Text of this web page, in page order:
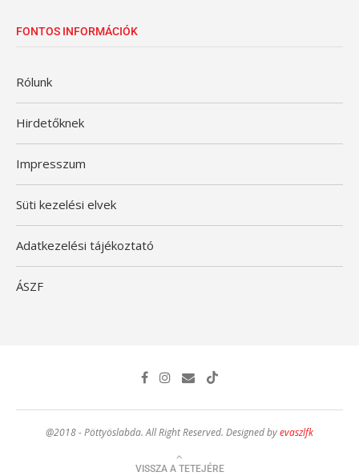
FONTOS INFORMÁCIÓK
Rólunk
Hirdetőknek
Impresszum
Süti kezelési elvek
Adatkezelési tájékoztató
ÁSZF
@2018 - Pöttyöslabda. All Right Reserved. Designed byevaszlfk
VISSZA A TETEJÉRE